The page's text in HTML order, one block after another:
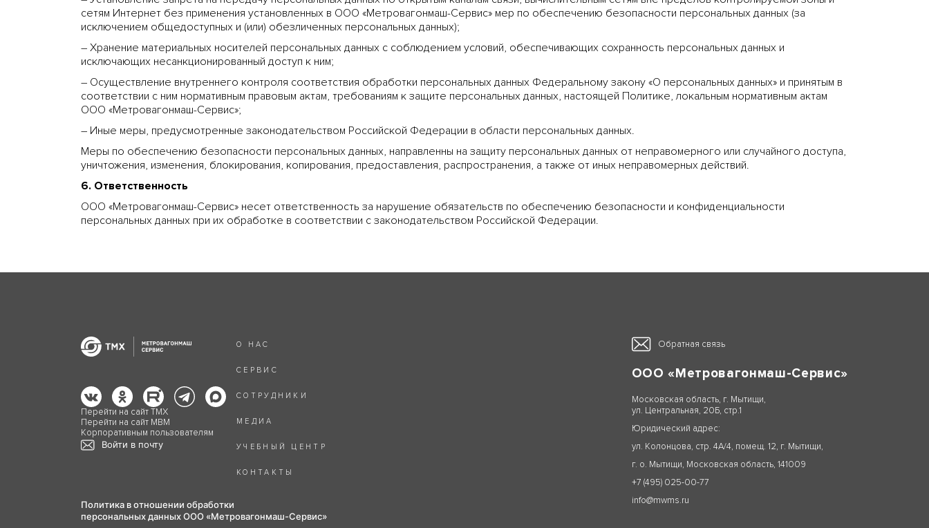
сетям Интернет без применения установленных в ООО «Метровагонмаш-Сервис» мер по обеспечению безопасности персональных данных (за
исключением общедоступных и (или) обезличенных персональных данных);
– Хранение материальных носителей персональных данных с соблюдением условий, обеспечивающих сохранность персональных данных и
исключающих несанкционированный доступ к ним;
– Осуществление внутреннего контроля соответствия обработки персональных данных Федеральному закону «О персональных данных» и принятым в
соответствии с ним нормативным правовым актам, требованиям к защите персональных данных, настоящей Политике, локальным нормативным актам
ООО «Метровагонмаш-Сервис»;
– Иные меры, предусмотренные законодательством Российской Федерации в области персональных данных.
Меры по обеспечению безопасности персональных данных, направленны на защиту персональных данных от неправомерного или случайного доступа,
уничтожения, изменения, блокирования, копирования, предоставления, распространения, а также от иных неправомерных действий.
6. Ответственность
ООО «Метровагонмаш-Сервис» несет ответственность за нарушение обязательств по обеспечению безопасности и конфиденциальности
персональных данных при их обработке в соответствии с законодательством Российской Федерации.
О НАС
СЕРВИС
СОТРУДНИКИ
МЕДИА
УЧЕБНЫЙ ЦЕНТР
КОНТАКТЫ
Перейти на сайт ТМХ
Перейти на сайт МВМ
Корпоративным пользователям
Войти в почту
Политика в отношении обработки
персональных данных ООО «Метровагонмаш-Сервис»
Обратная связь
ООО «Метровагонмаш-Сервис»
Московская область, г. Мытищи,
ул. Центральная, 20Б, стр.1
Юридический адрес:
ул. Колонцова, стр. 4А/4, помещ. 12, г. Мытищи,
г. о. Мытищи, Московская область, 141009
+7 (495) 025-00-77
info@mwms.ru